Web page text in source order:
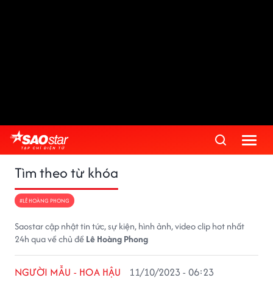
Tìm theo từ khóa
#LÊ HOÀNG PHONG
Saostar cập nhật tin tức, sự kiện, hình ảnh, video clip hot nhất
24h qua về chủ đềLê Hoàng Phong
NGƯỜI MẪU - HOA HẬU 11/10/2023 - 06:23